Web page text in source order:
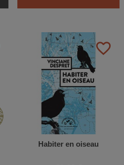
favorite_border
Habiter en oiseau